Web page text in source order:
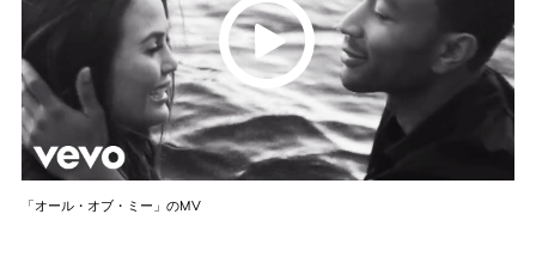
「オール・オブ・ミー」のMV